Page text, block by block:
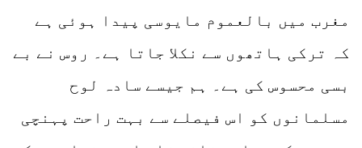
مغرب میں بالعموم مایوسی پیدا ہوئی ہے
کہ ترکی ہاتھوں سے نکلا جاتا ہے۔ روس نے بے
بسی محسوس کی ہے۔ ہم جیسے سادہ لوح
مسلمانوں کو اس فیصلے سے بہت راحت پہنچی